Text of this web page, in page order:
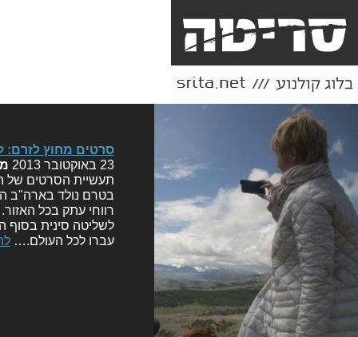
סרטים מחוץ לזרם:
23 באוקטובר 2013
תעשיית הסרטים של
בטרם נולד בארה"ב
רווחי עתק בכל
לשליטה סינית בסוף
עברו לכל העולם.…